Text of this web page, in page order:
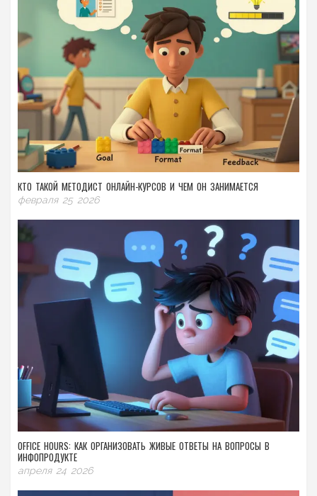
КТО ТАКОЙ МЕТОДИСТ ОНЛАЙН-КУРСОВ И ЧЕМ ОН ЗАНИМАЕТСЯ
февраля 25 2026
OFFICE HOURS: КАК ОРГАНИЗОВАТЬ ЖИВЫЕ ОТВЕТЫ НА ВОПРОСЫ В
ИНФОПРОДУКТЕ
апреля 24 2026